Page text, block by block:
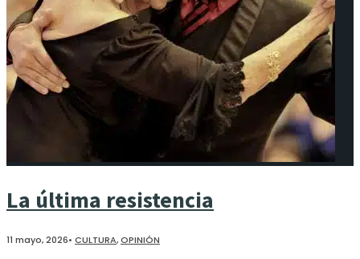
La última resistencia
11 mayo, 2026• CULTURA,OPINIÓN